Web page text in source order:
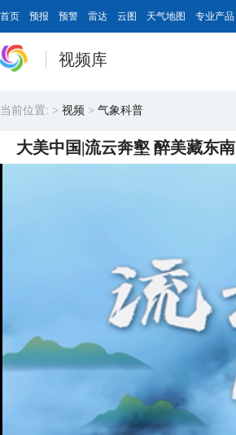
首页 预报 预警 雷达 云图 天气地图 专业产品
视频库
当前位置: > 视频 > 气象科普
大美中国|流云奔壑 醉美藏东南